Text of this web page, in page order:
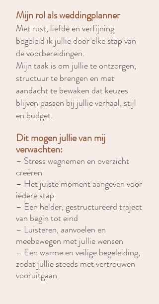
Mijn rol als weddingplanner
Met rust, liefde en verfijning
begeleid ik jullie door elke stap van
de voorbereidingen.
Mijn taak is om jullie te ontzorgen,
structuur te brengen en met
aandacht te bewaken dat keuzes
blijven passen bij jullie verhaal, stijl
en budget.
Dit mogen jullie van mij
verwachten:
– Stress wegnemen en overzicht
creëren
– Het juiste moment aangeven voor
iedere stap
– Een helder, gestructureerd traject
van begin tot eind
– Luisteren, aanvoelen en
meebewegen met jullie wensen
– Een warme en veilige begeleiding,
zodat jullie steeds met vertrouwen
vooruitgaan